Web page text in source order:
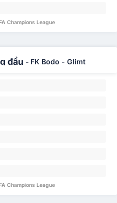
Champions League
đầu - FK Bodo - Glimt
Champions League